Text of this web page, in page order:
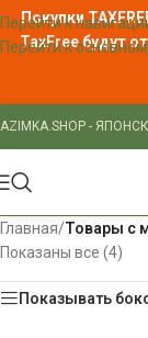
Перейти к
Перейти к
Покупки
TaxFreeбудут
AZIMKA.SHOP -
Главная/Товары с
Показаны все (4)
Показывать